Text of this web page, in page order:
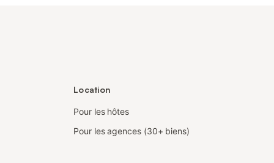
Location
Pour les hôtes
Pour les agences (30+ biens)